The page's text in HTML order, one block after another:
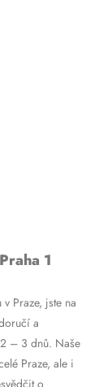
1
Praze, jste na
a
– 3 dnů. Naše
Praze, ale i
o